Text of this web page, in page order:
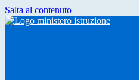
Salta al contenuto